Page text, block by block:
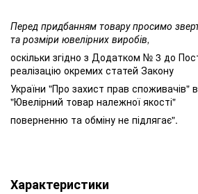
Перед придбанням товару просимо
та розміри ювелірних виробів,
оскільки згідно з Додатком № 3 до
реалізацію окремих статей Закону
України "Про захист прав споживачів"
"Ювелірний товар належної якості"
поверненню та обміну не підлягає".
Характеристики